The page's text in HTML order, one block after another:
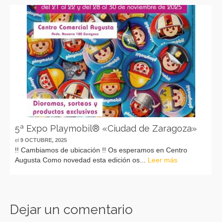
5ª Expo Playmobil® «Ciudad de Zaragoza»
el 9 OCTUBRE, 2025
!! Cambiamos de ubicación !! Os esperamos en Centro
Augusta Como novedad esta edición os... Leer más
Dejar un comentario